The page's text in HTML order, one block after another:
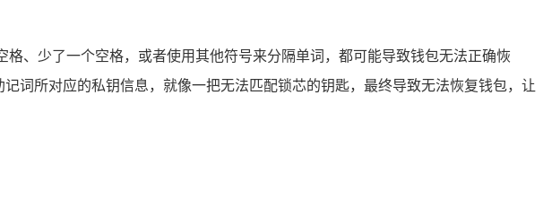
、少了一个空格，或者使用其他符号来分隔单词，都可能导致钱包无法正确恢
词所对应的私钥信息，就像一把无法匹配锁芯的钥匙，最终导致无法恢复钱包，让